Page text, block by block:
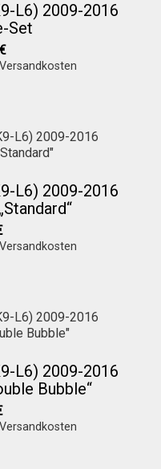
L6) 2009-2016
Set
€
Versandkosten
L6) 2009-2016
Versandkosten
L6) 2009-2016
Bubble“
Versandkosten